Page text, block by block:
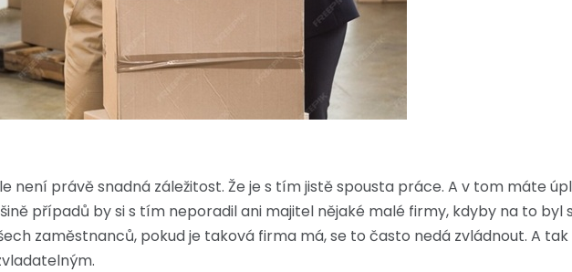
není právě snadná záležitost. Že je s tím jistě spousta práce. A v tom máte
případů by si s tím neporadil ani majitel nějaké malé firmy, kdyby na to byl
zaměstnanců, pokud je taková firma má, se to často nedá zvládnout. A